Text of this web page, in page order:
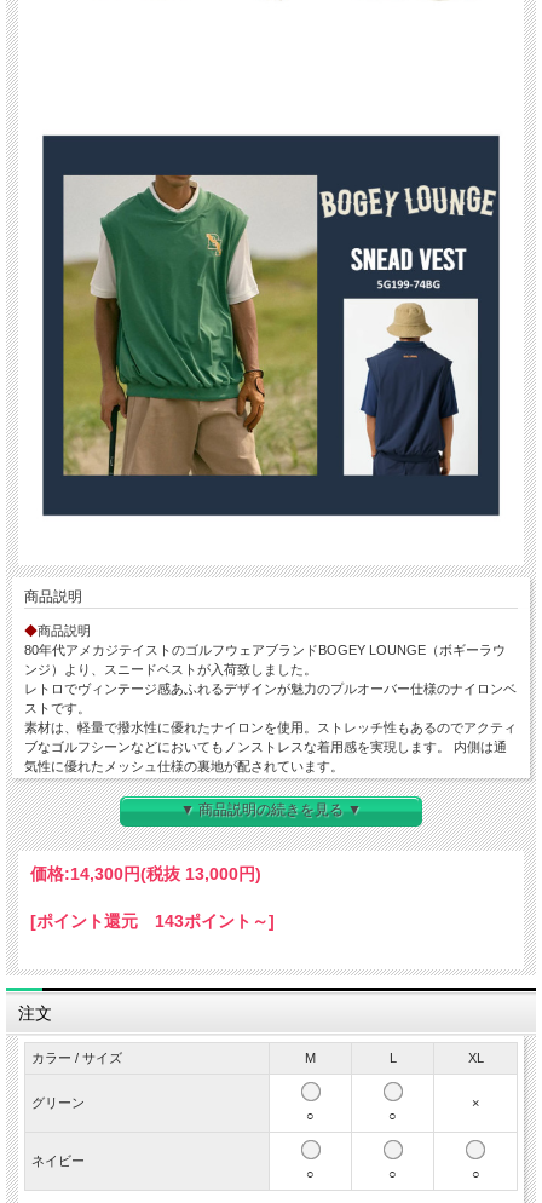
商品説明
◆商品説明
80年代アメカジテイストのゴルフウェアブランドBOGEY LOUNGE（ボギーラウ
ンジ）より、スニードベストが入荷致しました。
レトロでヴィンテージ感あふれるデザインが魅力のプルオーバー仕様のナイロンベ
ストです。
素材は、軽量で撥水性に優れたナイロンを使用。ストレッチ性もあるのでアクティ
ブなゴルフシーンなどにおいてもノンストレスな着用感を実現します。 内側は通
気性に優れたメッシュ仕様の裏地が配されています。
リブ仕様で切り替えた短めのショールカラーのネックに、左胸にはブランドのイニ
シャルロゴ、首後ろ部分にブランドロゴをプリントでデザイン。 アメカジスタイ
ルを彷彿とさせる配色ロゴが印象的でコーディネートのアクセントにもなります。
ポロシャツやモックネックシャツなどさまざまなアイテムとのレイヤードが楽しめ
る着回し力の高い万能アイテム。
軽アウターとして季節の変わり目にも活躍します。 アメカジやレトロ系スタイル
・裏地はメッシュ仕様
・撥水性、ストレッチ性
◆素材
表地：ナイロン90％ ポリウレタン10％
裏地：ポリエステル100％
サイズ表（平置き実寸）
▼ 商品説明の続きを見る ▼
価格:14,300円(税抜 13,000円)
[ポイント還元 143ポイント～]
注文
カラー / サイズ M L XL
グリーン
○
○
×
ネイビー
○
○ ○